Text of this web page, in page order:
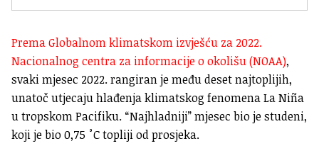
Prema Globalnom klimatskom izvješću za 2022.
Nacionalnog centra za informacije o okolišu (NOAA),
svaki mjesec 2022. rangiran je među deset najtoplijih,
unatoč utjecaju hlađenja klimatskog fenomena La Niña
u tropskom Pacifiku. “Najhladniji” mjesec bio je studeni,
koji je bio 0,75 ˚C topliji od prosjeka.